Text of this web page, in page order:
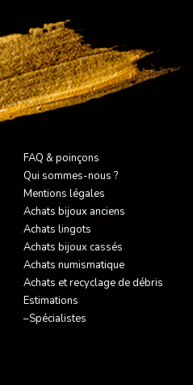
FAQ & poinçons
Qui sommes-nous ?
Mentions légales
Achats bijoux anciens
Achats lingots
Achats bijoux cassés
Achats numismatique
Achats et recyclage de débris
Estimations
–Spécialistes